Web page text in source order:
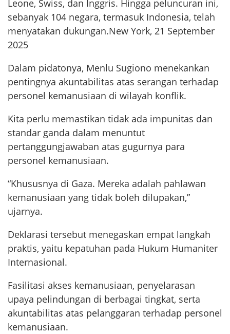
Leone, Swiss, dan Inggris. Hingga peluncuran ini,
sebanyak 104 negara, termasuk Indonesia, telah
menyatakan dukungan.New York, 21 September
2025
Dalam pidatonya, Menlu Sugiono menekankan
pentingnya akuntabilitas atas serangan terhadap
personel kemanusiaan di wilayah konflik.
Kita perlu memastikan tidak ada impunitas dan
standar ganda dalam menuntut
pertanggungjawaban atas gugurnya para
personel kemanusiaan.
“Khususnya di Gaza. Mereka adalah pahlawan
kemanusiaan yang tidak boleh dilupakan,”
ujarnya.
Deklarasi tersebut menegaskan empat langkah
praktis, yaitu kepatuhan pada Hukum Humaniter
Internasional.
Fasilitasi akses kemanusiaan, penyelarasan
upaya pelindungan di berbagai tingkat, serta
akuntabilitas atas pelanggaran terhadap personel
kemanusiaan.